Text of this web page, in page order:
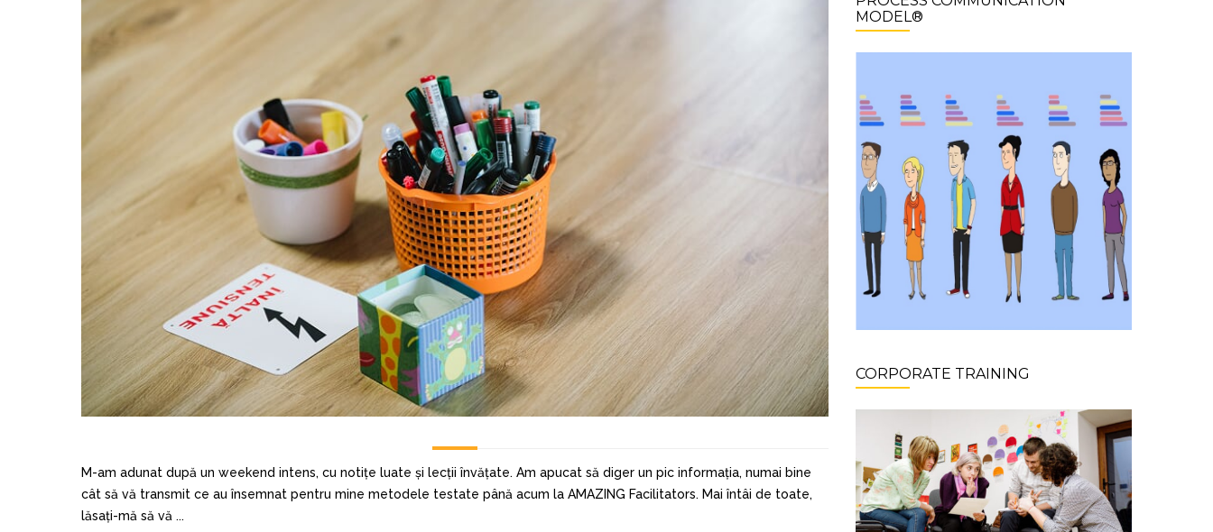
M-am adunat după un weekend intens, cu notițe luate și lecții învățate. Am apucat să diger un pic informația, numai bine
cât să vă transmit ce au însemnat pentru mine metodele testate până acum la AMAZING Facilitators. Mai întâi de toate,
lăsați-mă să vă ...
MODEL®
CORPORATE TRAINING